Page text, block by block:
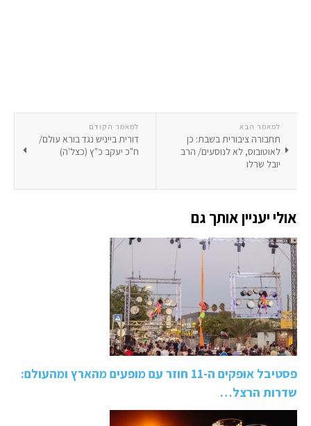
למאמר הקודם
דורית בייניש נגד בורא עולם/
ח"כ יעקב כ"ץ (כצל'ה)
למאמר הבא
תחבורה ציבורית בשבת: כן
לאוטובוס, לא לנוסעים/ הרב
יובל שרלו
אולי יעניין אותך גם
פסטיבל אופקים ה-11 חוזר עם מופעים מהארץ ומהעולם:
שדרות הרצל…